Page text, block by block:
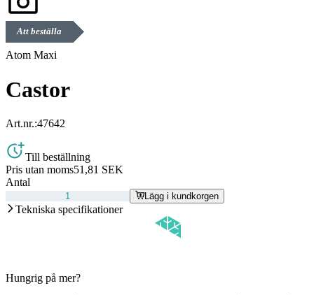
Att beställa
Atom Maxi
Castor
Art.nr.:47642
Till beställning
Pris utan moms51,81 SEK
Antal
Lägg i kundkorgen
Tekniska specifikationer
Hungrig på mer?